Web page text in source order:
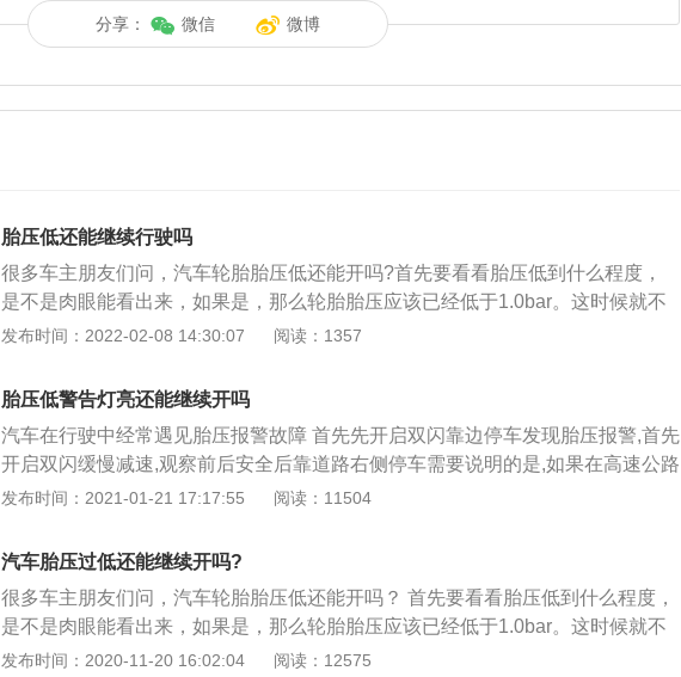
分享： 微信 微博
胎压低还能继续行驶吗
很多车主朋友们问，汽车轮胎胎压低还能开吗?首先要看看胎压低到什么程度，
是不是肉眼能看出来，如果是，那么轮胎胎压应该已经低于1.0bar。这时候就不
要开了。再开就会有损伤轮胎侧面布帘层。如果布帘层受力过大的话就会造成轮
查轮胎是什么原因造成亏气的。如果肉眼看不出来，只是轮胎报警灯亮了，如果
有条件的话，建议随车备个胎压表，这样可以检查四轮轮胎胎压的情况。测量一
下是哪个轮胎亏气，在判断一下亏气程度，正常只要轮胎胎压不低于1.3bar的
话，可以缓慢行驶到维修厂进行维修，不建议长时间因为轮胎亏气在路上行驶。
这样车上的人身安全是得不到保证的。 那么胎压过低都有哪些原因造成的呢?接
异物。这时候就要进行补胎处理了。 由于轮胎长时间没有更换过，轮胎胎口和轮
圈接触面不能完全密封，缓慢撒气。 轮胎气嘴橡胶老化龟裂，造成轮胎慢撒气。
时间长了轮胎就亏气了。
发布时间：2022-02-08 14:30:07 阅读：1357
胎压低警告灯亮还能继续开吗
汽车在行驶中经常遇见胎压报警故障 首先先开启双闪靠边停车发现胎压报警,首先
开启双闪缓慢减速,观察前后安全后靠道路右侧停车需要说明的是,如果在高速公路
上停车，请尽量停靠在紧急停车带内，并需要在车后15米处设置安全警示标志。
者的工作方式是通过设定胎压值，当胎压过低或过高，如果胎压过高我们需将胎
压放到标准值即可。胎压过低当然我们需要补充气压到标准值。有的时候我们胎
压显示较慢，我们需要复位后车辆行驶一段距离，胎压报警就解除了。 3、一般
汽车的胎压：前胎2.2后胎2.4不同车型要求不太一样 4..当胎压低于1.8以下后，引
起胎压监测灯亮，所以平时应检查，看胎压监测器的数值。 5.胎压的复位，首先
发布时间：2021-01-21 17:17:55 阅读：11504
汽车胎压过低还能继续开吗?
很多车主朋友们问，汽车轮胎胎压低还能开吗？ 首先要看看胎压低到什么程度，
是不是肉眼能看出来，如果是，那么轮胎胎压应该已经低于1.0bar。这时候就不
要开了。再开就会有损伤轮胎侧面布帘层。如果布帘层受力过大的话就会造成轮
发布时间：2020-11-20 16:02:04 阅读：12575